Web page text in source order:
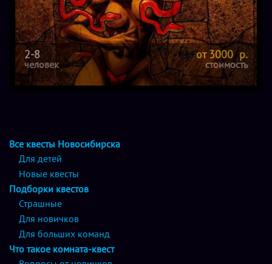
2-8
человек
от 3000 р.
стоимость
Все квесты Новосибирска
Для детей
Новые квесты
Подборки квестов
Страшные
Для новичков
Для больших команд
Что такое комната-квест